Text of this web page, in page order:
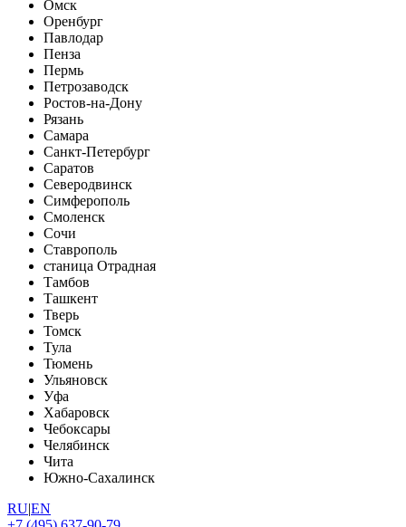
Омск
Оренбург
Павлодар
Пенза
Пермь
Петрозаводск
Ростов-на-Дону
Рязань
Самара
Санкт-Петербург
Саратов
Северодвинск
Симферополь
Смоленск
Сочи
Ставрополь
станица Отрадная
Тамбов
Ташкент
Тверь
Томск
Тула
Тюмень
Ульяновск
Уфа
Хабаровск
Чебоксары
Челябинск
Чита
Южно-Сахалинск
RU|EN